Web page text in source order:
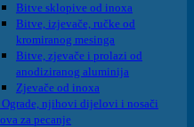
Bitve sklopive od inoxa
Bitve, izjevače, ručke od
kromiranog mesinga
Bitve, zjevače i prolazi od
anodiziranog aluminija
Zjevače od inoxa
Ograde, njihovi dijelovi i nosači
za pecanje